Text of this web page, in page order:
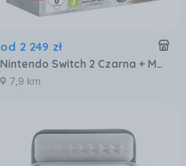
od 2 249 zł
Nintendo Switch 2 Czarna + Mario Kart World
7,9 km